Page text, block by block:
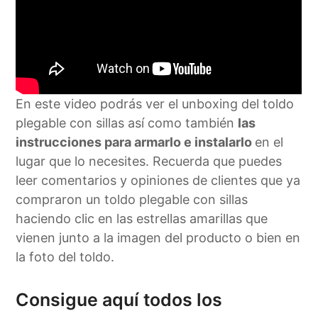
En este video podrás ver el unboxing del toldo
plegable con sillas así como también las
instrucciones para armarlo e instalarlo en el
lugar que lo necesites. Recuerda que puedes
leer comentarios y opiniones de clientes que ya
compraron un toldo plegable con sillas
haciendo clic en las estrellas amarillas que
vienen junto a la imagen del producto o bien en
la foto del toldo.
Consigue aquí todos los